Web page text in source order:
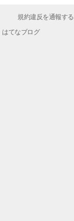
規約違反を通報する
はてなブログ